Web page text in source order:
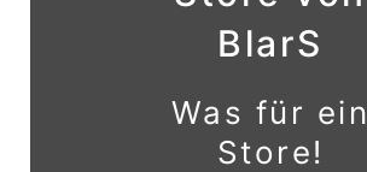
BlarS
Was für ein
Store!